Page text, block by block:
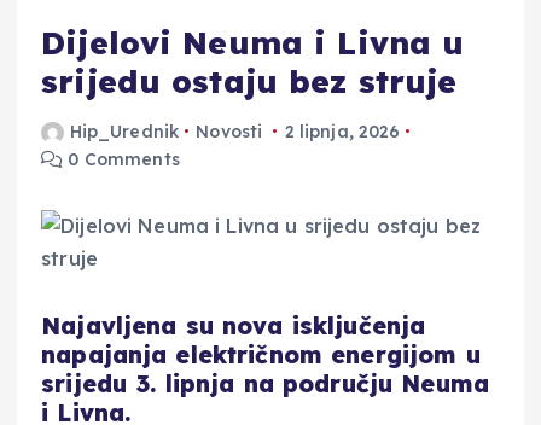
Dijelovi Neuma i Livna u
srijedu ostaju bez struje
Hip_Urednik Novosti
2 lipnja, 2026
0 Comments
Najavljena su nova isključenja
napajanja električnom energijom u
srijedu 3. lipnja na području Neuma
i Livna.